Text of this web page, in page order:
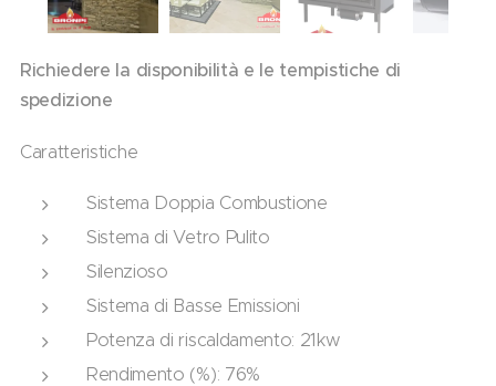
Richiedere la disponibilità e le tempistiche di
spedizione
Caratteristiche
Sistema Doppia Combustione
Sistema di Vetro Pulito
Silenzioso
Sistema di Basse Emissioni
Potenza di riscaldamento: 21kw
Rendimento (%): 76%